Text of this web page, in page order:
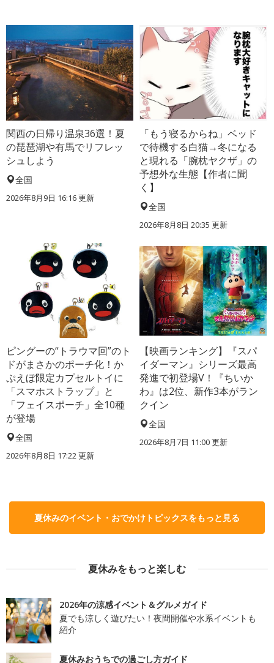
関西の日帰り温泉36選！夏
の琵琶湖や有馬でリフレッ
シュしよう
全国
2026年8月9日 16:16更新
「もう寝るからね」ベッド
で待機する白猫→冬になる
と現れる「腕枕ヤクザ」の
予想外な生態【作者に聞
く】
全国
2026年8月8日 20:35 更新
ピングーの“トラウマ回”のト
ドがまさかのポーチ化！か
ぷえぼ限定カプセルトイに
「スマホストラップ」と
「フェイスポーチ」全10種
が登場
全国
2026年8月8日 17:22更新
【映画ランキング】『スパ
イダーマン』シリーズ最高
発進で初登場V！『ちいか
わ』は2位、新作3本がラン
クイン
全国
2026年8月7日 11:00更新
夏休みのイベント・おでかけトピックスをもっと見る
夏休みをもっと楽しむ
2026年の涼感イベント＆グルメガイド
夏でも涼しく遊びたい！夜間開催や水系イベントも
紹介
夏休みおうちでの過ごし方ガイド